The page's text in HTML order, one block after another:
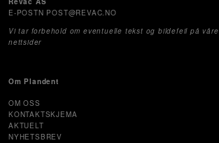
E-POSTN POST@REVAC.NO
Vi tar forbehold om eventuelle tekst og bildefeil på våre
nettsider
Om Plandent
OM OSS
KONTAKTSKJEMA
AKTUELT
NYHETSBREV